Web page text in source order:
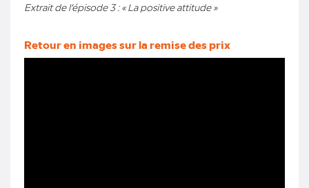
Extrait de l’épisode 3 : « La positive attitude »
Retour en images sur la remise des prix